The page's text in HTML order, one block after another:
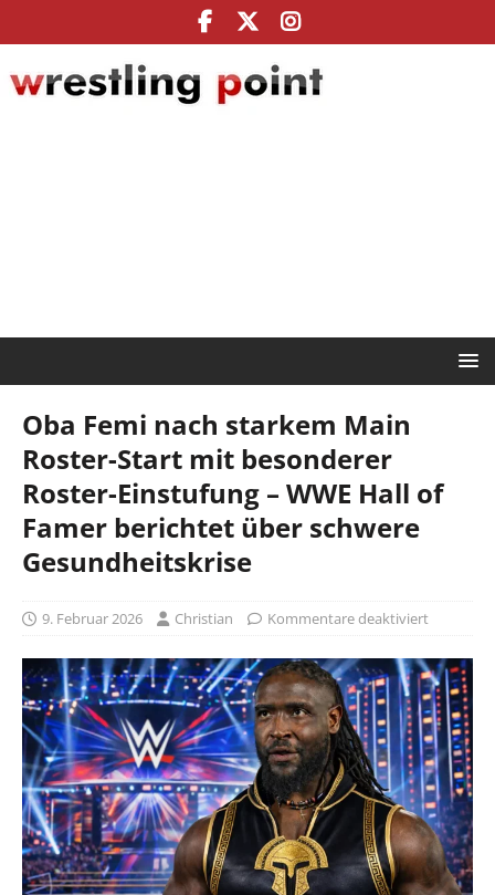
Oba Femi nach starkem Main
Roster-Start mit besonderer
Roster-Einstufung – WWE Hall of
Famer berichtet über schwere
Gesundheitskrise
9. Februar 2026 Christian Kommentare deaktiviert